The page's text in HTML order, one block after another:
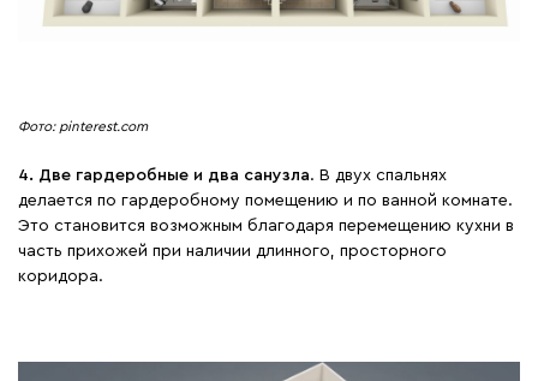
Фото: pinterest.com
4. Две гардеробные и два санузла. В двух спальнях
делается по гардеробному помещению и по ванной комнате.
Это становится возможным благодаря перемещению кухни в
часть прихожей при наличии длинного, просторного
коридора.